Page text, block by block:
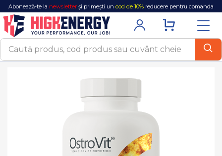
Abonează-te la newsletter și primești un cod de 10% reducere pentru comanda
ta!